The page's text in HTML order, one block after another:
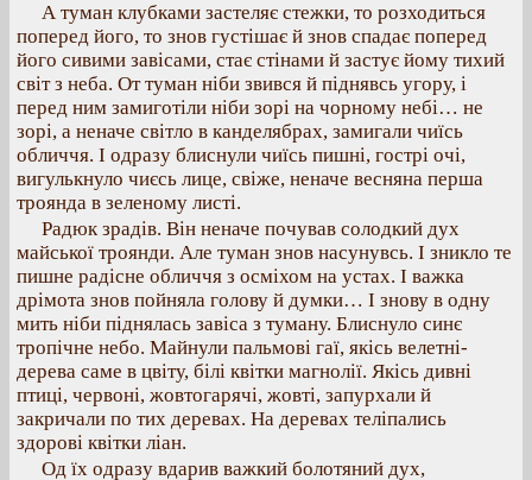
А туман клубками застеляє стежки, то розходиться
поперед його, то знов густішає й знов спадає поперед
його сивими завісами, стає стінами й застує йому тихий
світ з неба. От туман ніби звився й піднявсь угору, і
перед ним замиготіли ніби зорі на чорному небі… не
зорі, а неначе світло в канделябрах, замигали чиїсь
обличчя. І одразу блиснули чиїсь пишні, гострі очі,
вигулькнуло чиєсь лице, свіже, неначе весняна перша
троянда в зеленому листі.
Радюк зрадів. Він неначе почував солодкий дух
майської троянди. Але туман знов насунувсь. І зникло те
пишне радісне обличчя з осміхом на устах. І важка
дрімота знов пойняла голову й думки… І знову в одну
мить ніби піднялась завіса з туману. Блиснуло синє
тропічне небо. Майнули пальмові гаї, якісь велетні-
дерева саме в цвіту, білі квітки магнолії. Якісь дивні
птиці, червоні, жовтогарячі, жовті, запурхали й
закричали по тих деревах. На деревах теліпались
здорові квітки ліан.
Од їх одразу вдарив важкий болотяний дух,